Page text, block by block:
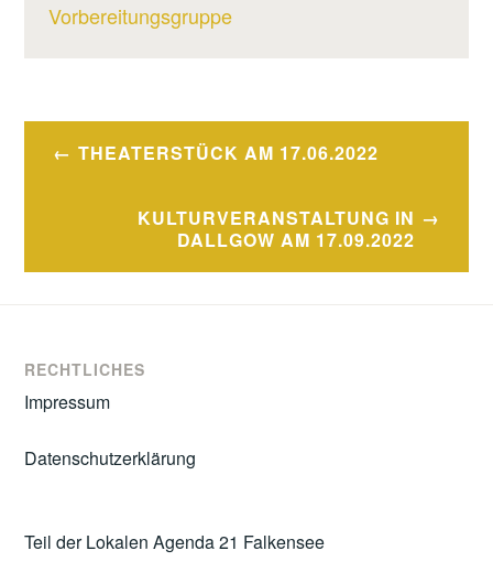
Vorbereitungsgruppe
Beitragsnavigation
THEATERSTÜCK AM 17.06.2022
KULTURVERANSTALTUNG IN
DALLGOW AM 17.09.2022
RECHTLICHES
Impressum
Datenschutzerklärung
Teil der Lokalen Agenda 21 Falkensee